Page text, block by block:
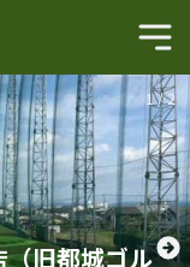
1/2
旧都城ゴル